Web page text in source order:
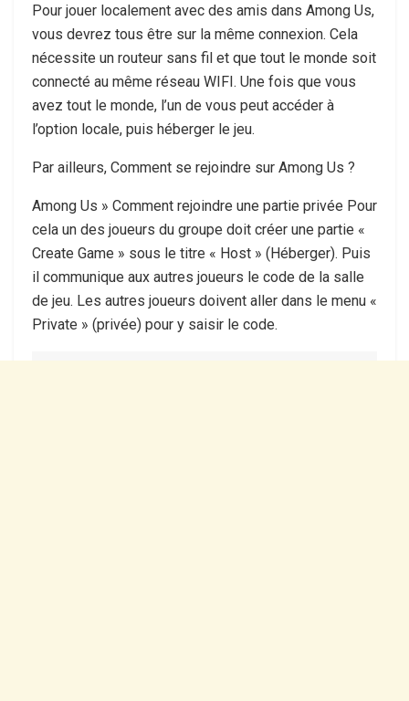
Pour jouer localement avec des amis dans Among Us,
vous devrez tous être sur la même connexion. Cela
nécessite un routeur sans fil et que tout le monde soit
connecté au même réseau WIFI. Une fois que vous
avez tout le monde, l’un de vous peut accéder à
l’option locale, puis héberger le jeu.
Par ailleurs, Comment se rejoindre sur Among Us ?
Among Us » Comment rejoindre une partie privée Pour
cela un des joueurs du groupe doit créer une partie «
Create Game » sous le titre « Host » (Héberger). Puis
il communique aux autres joueurs le code de la salle
de jeu. Les autres joueurs doivent aller dans le menu «
Private » (privée) pour y saisir le code.